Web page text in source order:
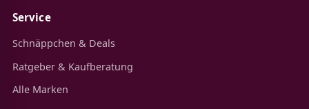
Service
Schnäppchen & Deals
Ratgeber & Kaufberatung
Alle Marken